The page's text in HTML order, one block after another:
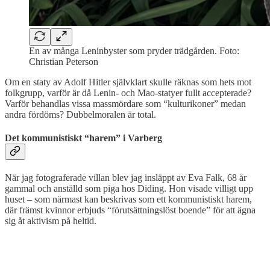
En av många Leninbyster som pryder trädgården. Foto:
Christian Peterson
Om en staty av Adolf Hitler självklart skulle räknas som hets mot
folkgrupp, varför är då Lenin- och Mao-statyer fullt accepterade?
Varför behandlas vissa massmördare som “kulturikoner” medan
andra fördöms? Dubbelmoralen är total.
Det kommunistiskt “harem” i Varberg
När jag fotograferade villan blev jag insläppt av Eva Falk, 68 år
gammal och anställd som piga hos Diding. Hon visade villigt upp
huset – som närmast kan beskrivas som ett kommunistiskt harem,
där främst kvinnor erbjuds “förutsättningslöst boende” för att ägna
sig åt aktivism på heltid.